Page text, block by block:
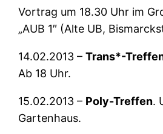
Vortrag um 18.30 Uhr im
„AUB 1″ (Alte UB,
14.02.2013 –Trans*-
Ab 18 Uhr.
15.02.2013 – Poly-Treffen.
Gartenhaus.